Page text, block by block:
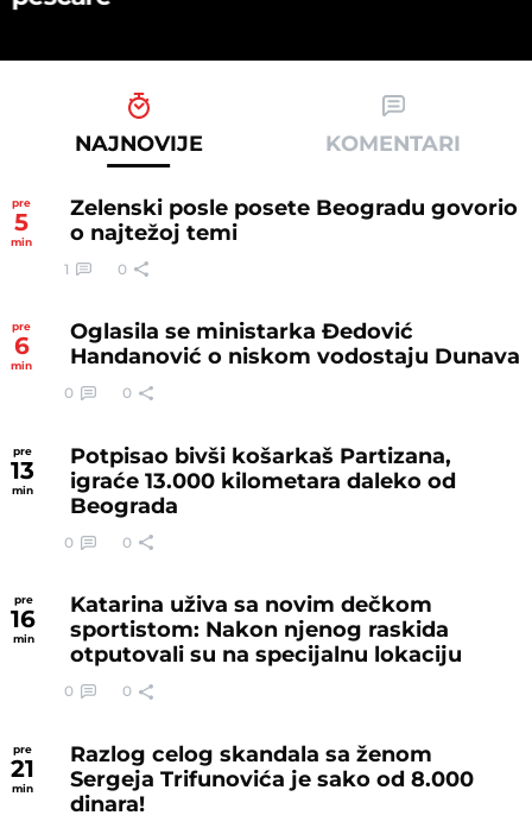
NAJNOVIJE KOMENTARI
pre
5
min
Zelenski posle posete Beogradu govorio
o najtežoj temi
1 0
pre
6
min
Oglasila se ministarka Đedović
Handanović o niskom vodostaju Dunava
0 0
pre
13
min
Potpisao bivši košarkaš Partizana,
igraće 13.000 kilometara daleko od
Beograda
0 0
pre
16
min
Katarina uživa sa novim dečkom
sportistom: Nakon njenog raskida
otputovali su na specijalnu lokaciju
0 0
pre
21
min
Razlog celog skandala sa ženom
Sergeja Trifunovića je sako od 8.000
dinara!